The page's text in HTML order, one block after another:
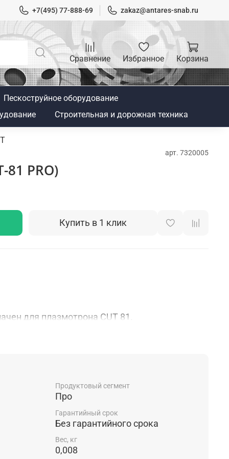
+7(495) 77-888-69 zakaz@antares-snab.ru
Сравнение Избранное Корзина
Пескоструйное оборудование
Строительная и дорожная техника
арт. 7320005
81 PRO)
Купить в 1 клик
для плазмотрона CUT 81.
CUT 81Продуктовый сегмент
Про
Гарантийный срок
Без гарантийного срока
Вес, кг
0,008